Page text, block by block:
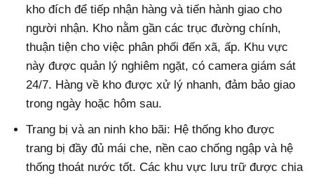
kho đích để tiếp nhận hàng và tiến hành giao cho
người nhận. Kho nằm gần các trục đường chính,
thuận tiện cho việc phân phối đến xã, ấp. Khu vực
này được quản lý nghiêm ngặt, có camera giám sát
24/7. Hàng về kho được xử lý nhanh, đảm bảo giao
trong ngày hoặc hôm sau.
Trang bị và an ninh kho bãi: Hệ thống kho được
trang bị đầy đủ mái che, nền cao chống ngập và hệ
thống thoát nước tốt. Các khu vực lưu trữ được chia